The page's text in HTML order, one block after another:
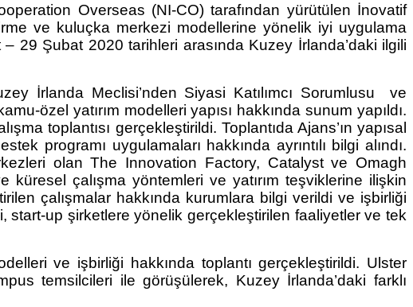
Overseas (NI-CO) tarafından yürütülen İnovatif
ve kuluçka merkezi modellerine yönelik iyi uygulama
29 Şubat 2020 tarihleri arasında Kuzey İrlanda’daki ilgili
İrlanda Meclisi’nden Siyasi Katılımcı Sorumlusu ve
özel yatırım modelleri yapısı hakkında sunum yapıldı.
toplantısı gerçekleştirildi. Toplantıda Ajans’ın yapısal
programı uygulamaları hakkında ayrıntılı bilgi alındı.
olan The Innovation Factory, Catalyst ve Omagh
küresel çalışma yöntemleri ve yatırım teşviklerine ilişkin
çalışmalar hakkında kurumlara bilgi verildi ve işbirliği
start-up şirketlere yönelik gerçekleştirilen faaliyetler ve tek
ve işbirliği hakkında toplantı gerçekleştirildi. Ulster
temsilcileri ile görüşülerek, Kuzey İrlanda’daki farklı